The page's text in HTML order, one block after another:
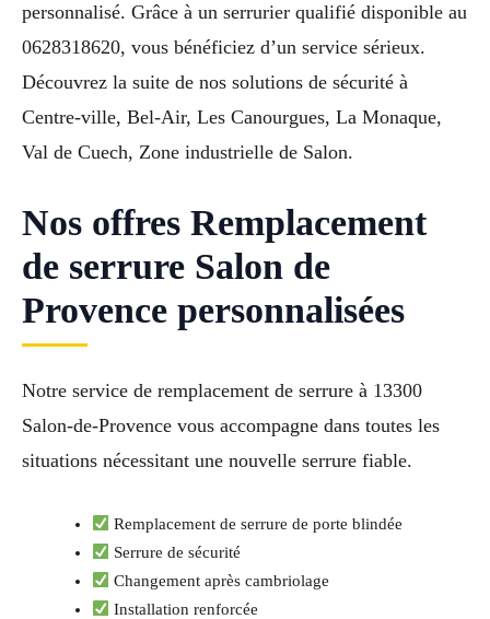
personnalisé. Grâce à un serrurier qualifié disponible au
0628318620, vous bénéficiez d’un service sérieux.
Découvrez la suite de nos solutions de sécurité à
Centre-ville, Bel-Air, Les Canourgues, La Monaque,
Val de Cuech, Zone industrielle de Salon.
Nos offres Remplacement
de serrure Salon de
Provence personnalisées
Notre service de remplacement de serrure à 13300
Salon-de-Provence vous accompagne dans toutes les
situations nécessitant une nouvelle serrure fiable.
Remplacement de serrure de porte blindée
Serrure de sécurité
Changement après cambriolage
Installation renforcée